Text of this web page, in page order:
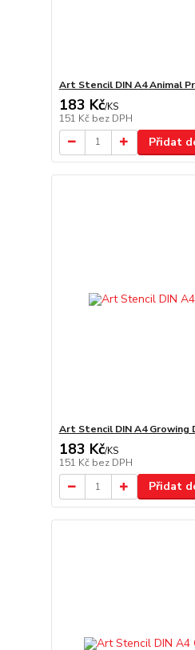
Art Stencil DIN A4 Animal
183 Kč/KS
151 Kč bez DPH
Přidat
Art Stencil DIN A4 Growing
183 Kč/KS
151 Kč bez DPH
Přidat